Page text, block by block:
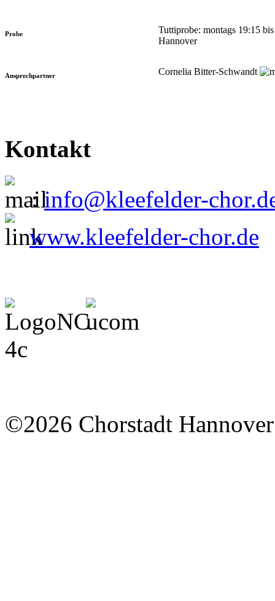
Probe
Tuttiprobe: montags 19:15
Hannover
Ansprechpartner Cornelia Bitter-Schwandt
Kontakt
:info@kleefelder-
www.kleefelder-chor.de
©2026 Chorstadt Hannover